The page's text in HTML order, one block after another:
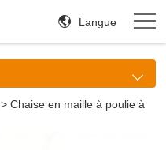
Langue
> Chaise en maille à poulie à